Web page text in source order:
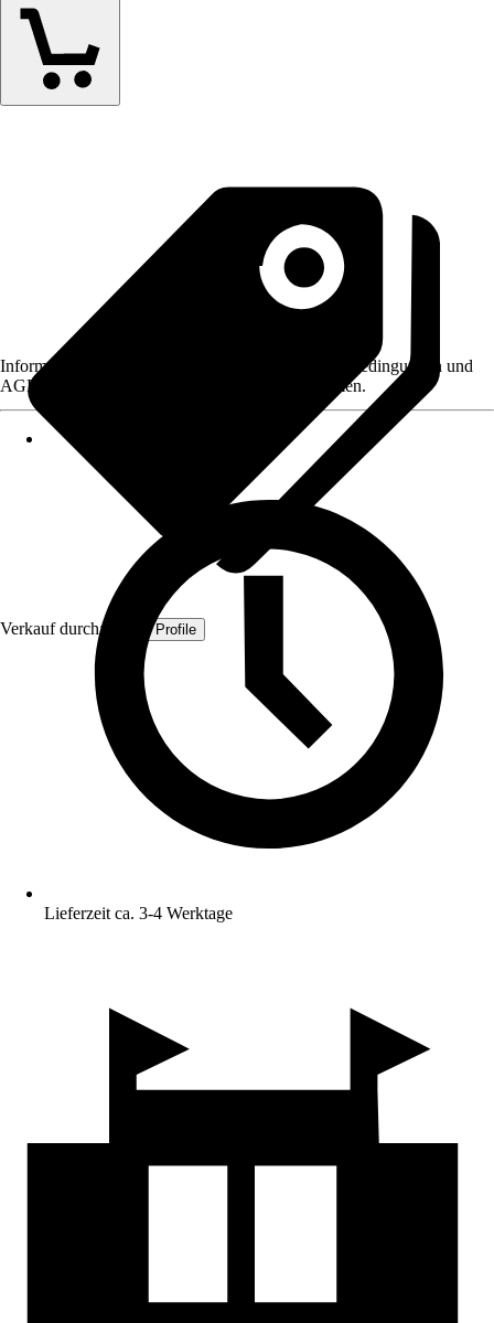
Verkauf durch: Quest Profile
Informationen des Verkäufers, wie z. B. Rückgabebedingungen und
AGB, finden Sie bei Klick auf den Verkäufernamen.
Lieferzeit ca. 3-4 Werktage